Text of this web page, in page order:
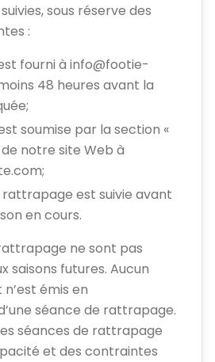
sous réserve des
:
fourni à info@footie-
48 heures avant la
soumise par la section «
de notre site Web à
rattrapage est suivie avant
en cours.
ne sont pas
saisons futures. Aucun
émis en
séance de rattrapage.
séances de rattrapage
et des contraintes